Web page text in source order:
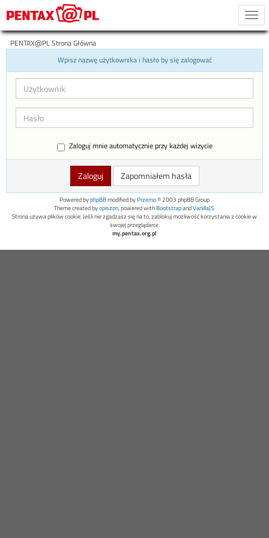
PENTAX@PL Strona Główna
Wpisz nazwę użytkownika i hasło by się zalogować
Zaloguj mnie automatycznie przy każdej wizycie
Zapomniałem hasła
Powered byphpBBmodified byPrzemo© 2003 phpBB Group
Theme created byopiszon, powered withBootstrapandVanillaJS.
Strona używa plików cookie. Jeśli nie zgadzasz się na to, zablokuj możliwość korzystania z cookie w
swojej przeglądarce.
my.pentax.org.pl